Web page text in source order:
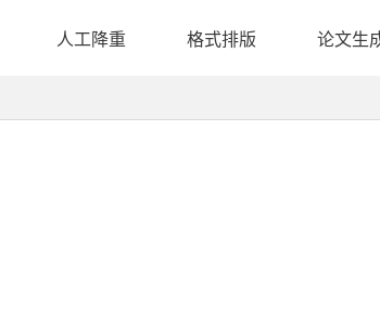
人工降重 格式排版 论文生